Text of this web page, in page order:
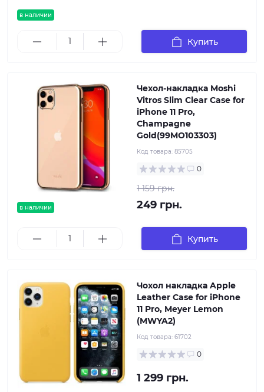
в наличии
Купить
в наличии
Чехол-накладка Moshi
Vitros Slim Clear Case for
iPhone 11 Pro,
Champagne
Gold(99MO103303)
Код товара: 85705
0
1 159 грн.
249 грн.
Купить
Чохол накладка Apple
Leather Case for iPhone
11 Pro, Meyer Lemon
(MWYA2)
Код товара: 61702
0
1 299 грн.